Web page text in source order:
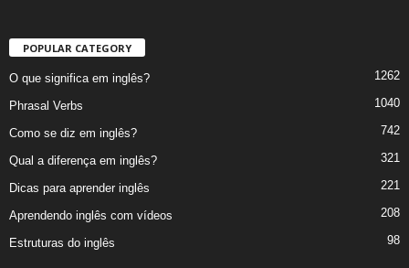
POPULAR CATEGORY
O que significa em inglês? 1262
Phrasal Verbs 1040
Como se diz em inglês? 742
Qual a diferença em inglês? 321
Dicas para aprender inglês 221
Aprendendo inglês com vídeos 208
Estruturas do inglês 98